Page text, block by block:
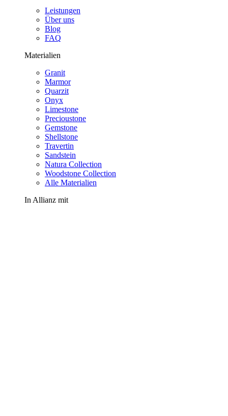
Leistungen
Über uns
Blog
FAQ
Materialien
Granit
Marmor
Quarzit
Onyx
Limestone
Precioustone
Gemstone
Shellstone
Travertin
Sandstein
Natura Collection
Woodstone Collection
Alle Materialien
In Allianz mit